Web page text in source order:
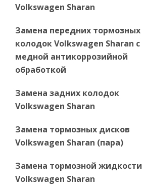
Volkswagen Sharan
Замена передних тормозных
колодок Volkswagen Sharan с
медной антикоррозийной
обработкой
Замена задних колодок
Volkswagen Sharan
Замена тормозных дисков
Volkswagen Sharan (пара)
Замена тормозной жидкости
Volkswagen Sharan